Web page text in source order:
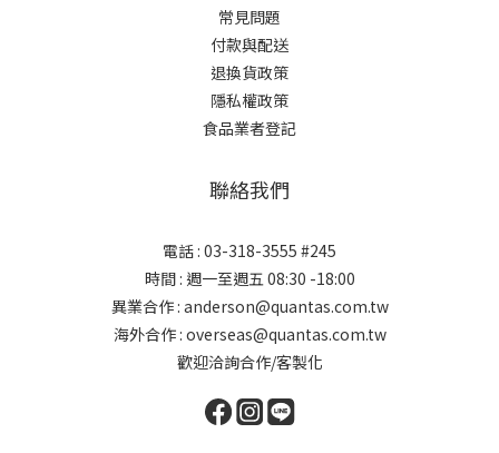
常見問題
付款與配送
退換貨政策
隱私權政策
食品業者登記
聯絡我們
電話 : 03-318-3555 #245
時間 : 週一至週五 08:30 -18:00
異業合作 : anderson@quantas.com.tw
海外合作 : overseas@quantas.com.tw
歡迎洽詢合作/客製化